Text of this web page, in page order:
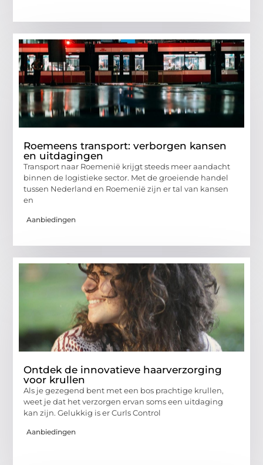
Roemeens transport: verborgen kansen
en uitdagingen
Transport naar Roemenië krijgt steeds meer aandacht
binnen de logistieke sector. Met de groeiende handel
tussen Nederland en Roemenië zijn er tal van kansen
en
Aanbiedingen
Ontdek de innovatieve haarverzorging
voor krullen
Als je gezegend bent met een bos prachtige krullen,
weet je dat het verzorgen ervan soms een uitdaging
kan zijn. Gelukkig is er Curls Control
Aanbiedingen